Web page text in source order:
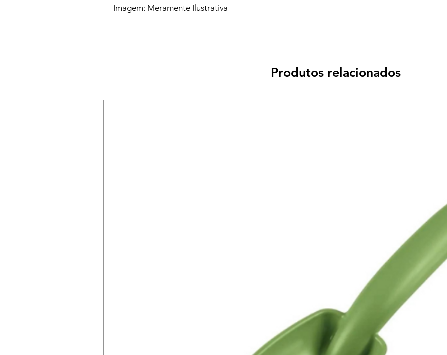
Imagem: Meramente Ilustrativa
Produtos relacionados